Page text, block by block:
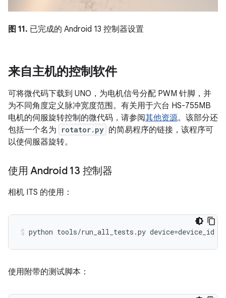
图 11. 已完成的 Android 13 控制器设置
来自主机的控制软件
可将微代码下载到 UNO，为电机信号分配 PWM 针脚，并
为不同角度定义脉冲宽度范围。有关用于六台 HS-755MB
电机的伺服旋转控制的微代码，请参阅其他资源。该部分还
包括一个名为
rotator.py 的简易程序的链接，该程序可
以使伺服器旋转。
使用 Android 13 控制器
相机 ITS 的使用：
使用附带的测试脚本：